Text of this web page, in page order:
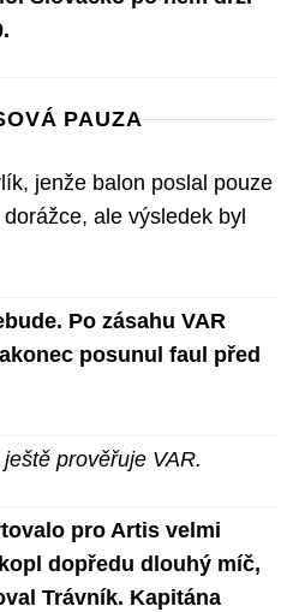
PAUZA
jenže balon poslal pouze
ale výsledek byl
Po zásahu VAR
posunul faul před
prověřuje VAR.
pro Artis velmi
dopředu dlouhý míč,
Trávník. Kapitána